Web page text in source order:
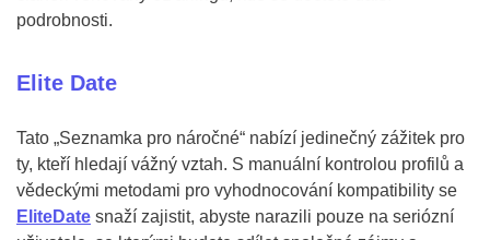
podrobnosti.
Elite Date
Tato „Seznamka pro náročné“ nabízí jedinečný zážitek pro
ty, kteří hledají vážný vztah. S manuální kontrolou profilů a
vědeckými metodami pro vyhodnocování kompatibility se
EliteDate snaží zajistit, abyste narazili pouze na seriózní